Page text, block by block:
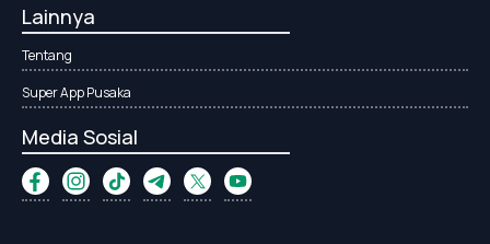
Lainnya
Tentang
Super App Pusaka
Media Sosial